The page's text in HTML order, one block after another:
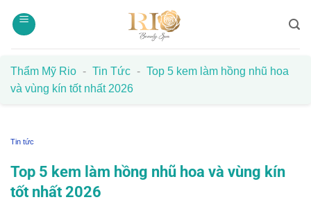
qua
Thẩm Mỹ Rio - Tin Tức - Top 5 kem làm hồng nhũ hoa
và vùng kín tốt nhất 2026
Tin tức
Top 5 kem làm hồng nhũ hoa và vùng kín
tốt nhất 2026